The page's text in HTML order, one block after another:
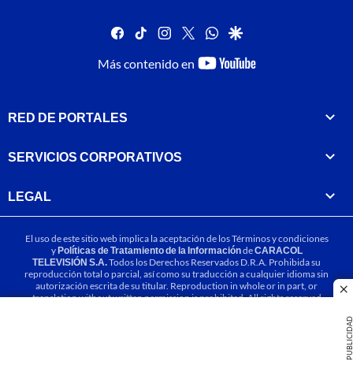
PUBLICIDAD
facebook
tiktok instagram
twitterwhatsapp
google
Más contenido en
youtube-
RED DE PORTALES
SERVICIOS CORPORATIVOS
LEGAL
El uso de este sitio web implica la aceptación de losTérminos y condiciones
yPolíticas de Tratamiento de la InformacióndeCARACOL
TELEVISIÓN S.A.Todos los Derechos Reservados D.R.A. Prohibida su
reproducción total o parcial, así como su traducción a cualquier idioma sin
autorización escrita de su titular. Reproduction in whole or in part, or
translation without written permission is prohibited. All rights reserved